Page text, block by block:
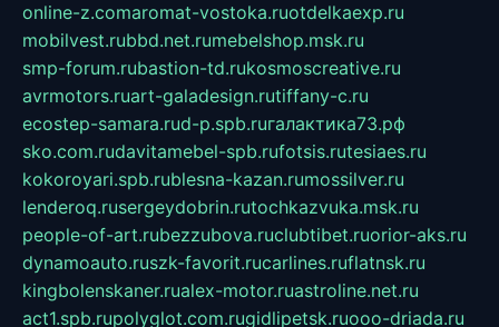
online-z.comaromat-vostoka.ruotdelkaexp.ru
mobilvest.rubbd.net.rumebelshop.msk.ru
smp-forum.rubastion-td.rukosmoscreative.ru
avrmotors.ruart-galadesign.rutiffany-c.ru
ecostep-samara.rud-p.spb.ruгалактика73.рф
sko.com.rudavitamebel-spb.rufotsis.rutesiaes.ru
kokoroyari.spb.rublesna-kazan.rumossilver.ru
lenderoq.rusergeydobrin.rutochkazvuka.msk.ru
people-of-art.rubezzubova.ruclubtibet.ruorior-aks.ru
dynamoauto.ruszk-favorit.rucarlines.ruflatnsk.ru
kingbolenskaner.rualex-motor.ruastroline.net.ru
act1.spb.rupolyglot.com.rugidlipetsk.ruooo-driada.ru